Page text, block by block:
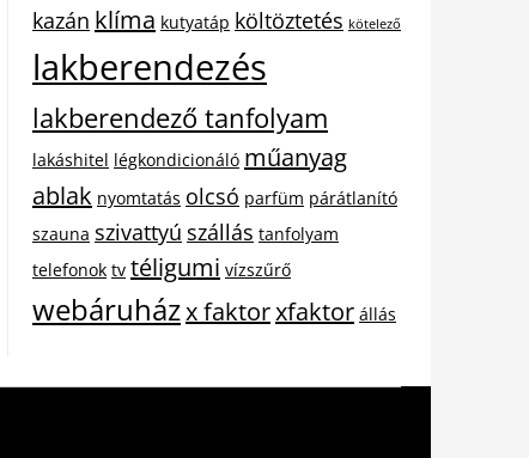
kazán klíma kutyatáp költöztetés kötelező
lakberendezés
lakberendező tanfolyam
lakáshitel légkondicionáló műanyag
ablak nyomtatás olcsó parfüm párátlanító
szauna szivattyú szállás tanfolyam
telefonok tv téligumi vízszűrő
webáruházx faktorxfaktor állás